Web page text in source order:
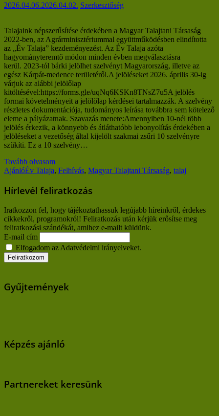
2026.04.06.2026.04.02. Szerkesztőség
Talajaink népszerűsítése érdekében a Magyar Talajtani Társaság
2022-ben, az Agrárminisztériummal együttműködésben elindította
az „Év Talaja” kezdeményezést. Az Év Talaja azóta
hagyományteremtő módon minden évben megválasztásra
kerül. 2023-tól bárki jelölhet szelvényt Magyarország, illetve az
egész Kárpát-medence területéről.A jelöléseket 2026. április 30-ig
várjuk az alábbi jelölőlap
kitöltésével:https://forms.gle/uqNq6KSKn8TNsZ7u5A jelölés
formai követelményeit a jelölőlap kérdései tartalmazzák. A szelvény
részletes dokumentációja, tudományos leírása továbbra sem kötelező
eleme a pályázatnak. Szavazás menete:Amennyiben 10-nél több
jelölés érkezik, a könnyebb és átláthatóbb lebonyolítás érdekében a
jelöléseket a vezetőség által kijelölt szakmai zsűri 10 szelvényre
szűkíti. Ez a 10 szelvény…
Tovább olvasom
AjánlóÉv Talaja, Felhívás, Magyar Talajtani Társaság, talaj
Hírlevél feliratkozás
Iratkozzon fel, hogy tájékoztathassuk legújabb híreinkről, érdekes
cikkekről, programokról! Feliratkozás után kérjük erősítse meg
feliratkozási szándékát, amihez e-mailt küldünk.
E-mail cím
Elfogadom az Adatvédelmi irányelveket.
Gyűjtemények
Képzés ajánló
Partnereket keresünk